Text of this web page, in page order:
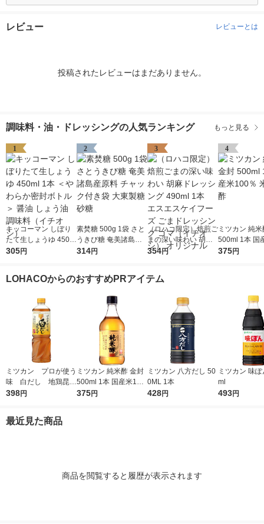
レビュー レビューとは
投稿されたレビューはまだありません。
調味料・油・ドレッシングの人気ランキング もっと見る
1
キッコーマン しぼり
たて生しょうゆ 450m
l 1本 ＜やわらか密封
シ）
305円
2
素焚糖 500g 1袋 さと
うきび糖 奄美諸島産
原料 チャック付き袋
314円
3
（ロハコ限定）焙煎ご
まの深い味わい 胡麻
ドレッシング 490ml 1
ゴマ（イチオシ） オ
354円
4
ミツカン 純
500ml 1本 国
0％ 米酢 食酢
375円
LOHACOからのおすすめPRアイテム
ミツカン プロが使う
味 白だし 地鶏昆
布 1L（1000ml）
398円
ミツカン 純米酢 金封
500ml 1本 国産米10
0％ 米酢 食酢
375円
ミツカン 八方だし 50
0ML 1本
428円
ミツカン 味
ml
493円
最近見た商品
商品を閲覧すると履歴が表示されます